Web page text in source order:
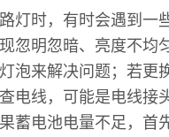
灯时，有时会遇到一
忽明忽暗、亮度不均
泡来解决问题；若更
电线，可能是电线接
蓄电池电量不足，首